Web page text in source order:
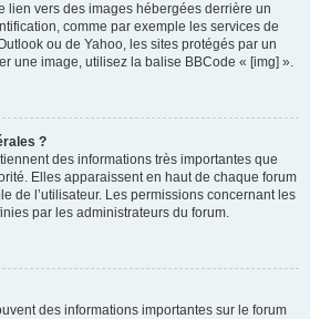
lien vers des images hébergées derrière un
comme par exemple les services de
ou de Yahoo, les sites protégés par un
une image, utilisez la balise BBCode « [img] ».
?
des informations très importantes que
Elles apparaissent en haut de chaque forum
de l’utilisateur. Les permissions concernant les
par les administrateurs du forum.
des informations importantes sur le forum